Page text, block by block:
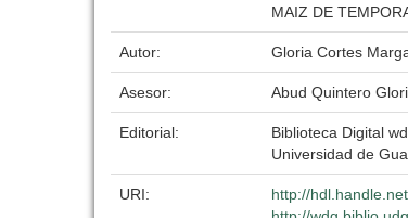
MAIZ DE
Autor: Gloria Cortes
Asesor: Abud Quintero
Editorial:
Biblioteca Digital
Universidad de
URI:
http://